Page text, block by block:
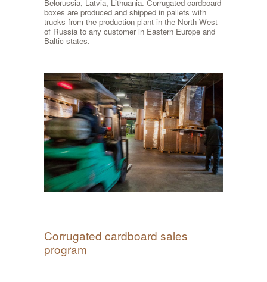
Belorussia, Latvia, Lithuania. Corrugated cardboard
boxes are produced and shipped in pallets with
trucks from the production plant in the North-West
of Russia to any customer in Eastern Europe and
Baltic states.
Corrugated cardboard sales
program